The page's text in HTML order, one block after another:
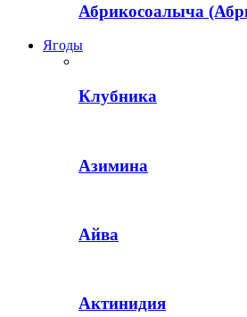
Абрикосоалыча
Ягоды
Клубника
Азимина
Айва
Актинидия